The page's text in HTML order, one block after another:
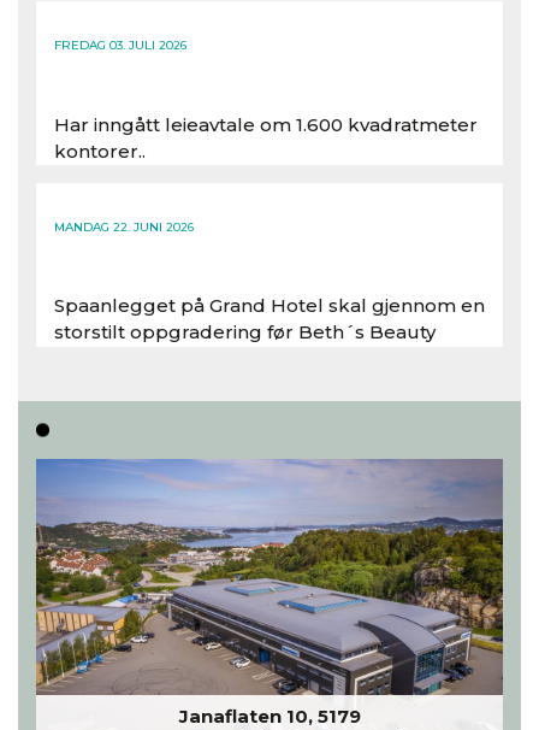
FREDAG 03. JULI 2026
Har inngått leieavtale om 1.600 kvadratmeter
kontorer..
MANDAG 22. JUNI 2026
Spaanlegget på Grand Hotel skal gjennom en
storstilt oppgradering før Beth´s Beauty
Les hele artikkelen
Janaflaten 10, 5179